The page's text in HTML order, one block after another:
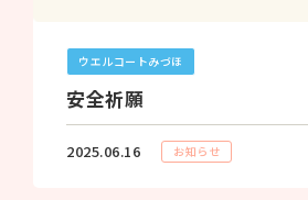
ウエルコートみづほ
安全祈願
2025.06.16 お知らせ